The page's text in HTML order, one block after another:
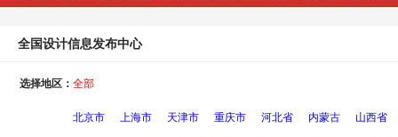
全国设计信息发布中心
选择地区： 全部
北京市 上海市 天津市 重庆市 河北省 内蒙古 山西省